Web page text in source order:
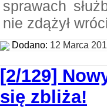
sprawach
nie zdążył
Dodano: 12 Marca
[2/129]
się zbliża!